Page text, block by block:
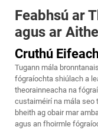
Feabhsú ar
agus ar
Cruthú
Tugann mála
fógraíochta shiúlach a
theorainneacha na
custaiméirí na mála seo
bheith ag obair mar
agus an fhoirmle